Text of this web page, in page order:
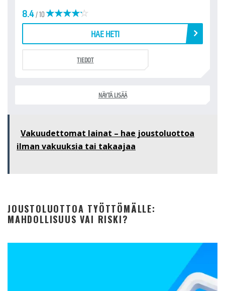
8.4/ 10
HAE HETI
TIEDOT
NÄYTÄ LISÄÄ
Vakuudettomat lainat – hae joustoluottoa
ilman vakuuksia tai takaajaa
JOUSTOLUOTTOA TYÖTTÖMÄLLE:
MAHDOLLISUUS VAI RISKI?